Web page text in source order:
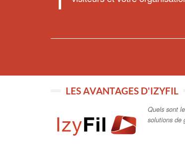
LES AVANTAGES D'IZYFIL
Quels sont
solutions de